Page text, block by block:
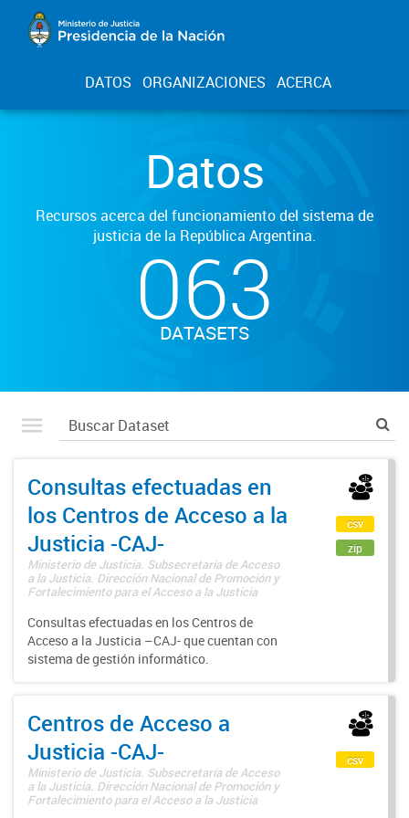
DATOS ORGANIZACIONES ACERCA
Datos
Recursos acerca del funcionamiento del sistema de
justicia de la República Argentina.
063
DATASETS
Consultas efectuadas en
los Centros de Acceso a la
Justicia -CAJ-
Ministerio de Justicia. Subsecretaría de Acceso
a la Justicia. Dirección Nacional de Promoción y
Fortalecimiento para el Acceso a la Justicia
Consultas efectuadas en los Centros de
Acceso a la Justicia –CAJ- que cuentan con
sistema de gestión informático.
csv
zip
Centros de Acceso a
Justicia -CAJ-
Ministerio de Justicia. Subsecretaría de Acceso
a la Justicia. Dirección Nacional de Promoción y
Fortalecimiento para el Acceso a la Justicia
csv